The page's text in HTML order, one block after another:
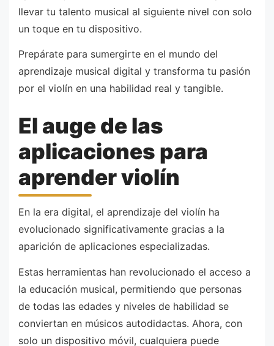
llevar tu talento musical al siguiente nivel con solo
un toque en tu dispositivo.
Prepárate para sumergirte en el mundo del
aprendizaje musical digital y transforma tu pasión
por el violín en una habilidad real y tangible.
El auge de las
aplicaciones para
aprender violín
En la era digital, el aprendizaje del violín ha
evolucionado significativamente gracias a la
aparición de aplicaciones especializadas.
Estas herramientas han revolucionado el acceso a
la educación musical, permitiendo que personas
de todas las edades y niveles de habilidad se
conviertan en músicos autodidactas. Ahora, con
solo un dispositivo móvil, cualquiera puede